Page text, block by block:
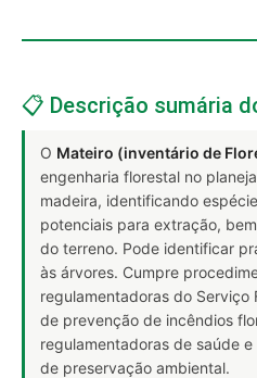
📋 Descrição sumária
O Mateiro (inventário de
engenharia florestal no
madeira, identificando
potenciais para extração,
do terreno. Pode identificar
às árvores. Cumpre
regulamentadoras do Serviço
de prevenção de incêndios
regulamentadoras de saúde
de preservação ambiental.